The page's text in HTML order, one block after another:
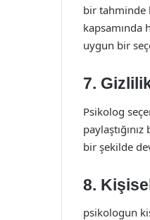
bir tahminde
kapsamında
uygun bir
7.
Psikolog
bir şekilde
8.
psikologun